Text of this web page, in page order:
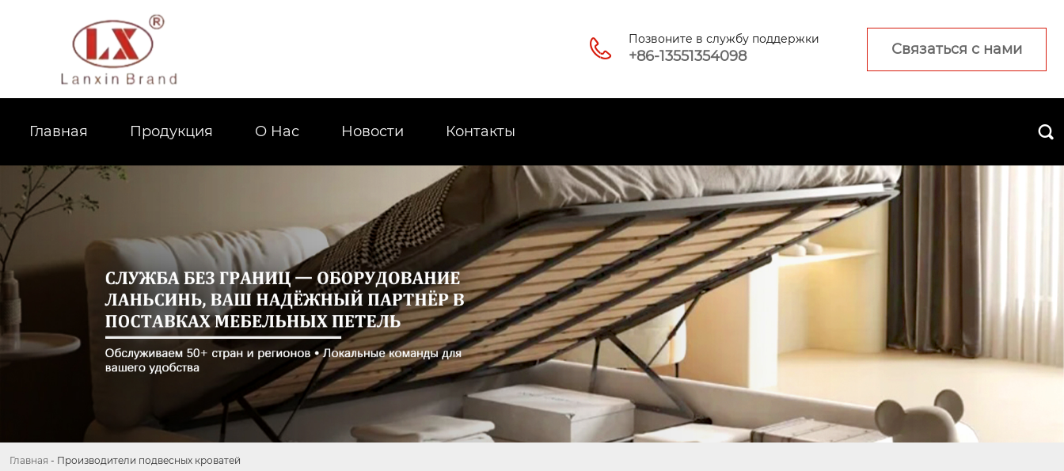
 Позвоните в службу поддержки
+86-13551354098 Связаться с нами
Главная Продукция О Hас Новости Контакты 
Главная - Производители подвесных кроватей